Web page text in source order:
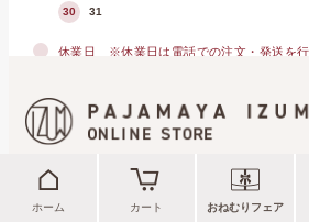
ホーム カート おねむりフェア
30 31
休業日 ※休業日は電話での注文・発送を行
OFFICIAL SNS